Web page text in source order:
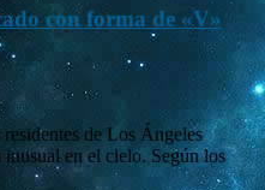
con forma de «V»
residentes de Los Ángeles
inusual en el cielo. Según los